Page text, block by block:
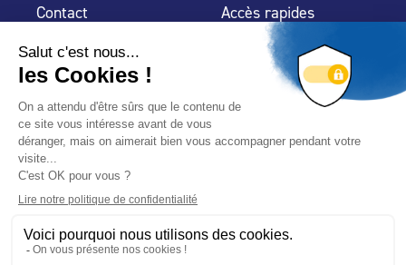
Contact
32 rue de Mogador
75 009 Paris
Accès rapides
Espace Presse
Trouver un
professionnel
Nous suivre